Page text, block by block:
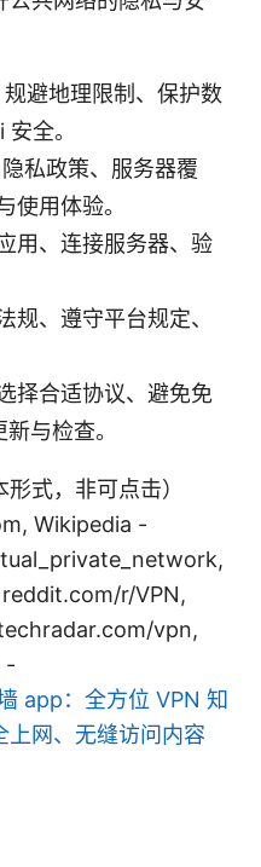
避地理限制、保护数
全。
私政策、服务器覆
使用体验。
用、连接服务器、验
规、遵守平台规定、
择合适协议、避免免
与检查。
式，非可点击）
Wikipedia -
r/VPN,
vpn,
-
app：全方位 VPN 知
上网、无缝访问内容